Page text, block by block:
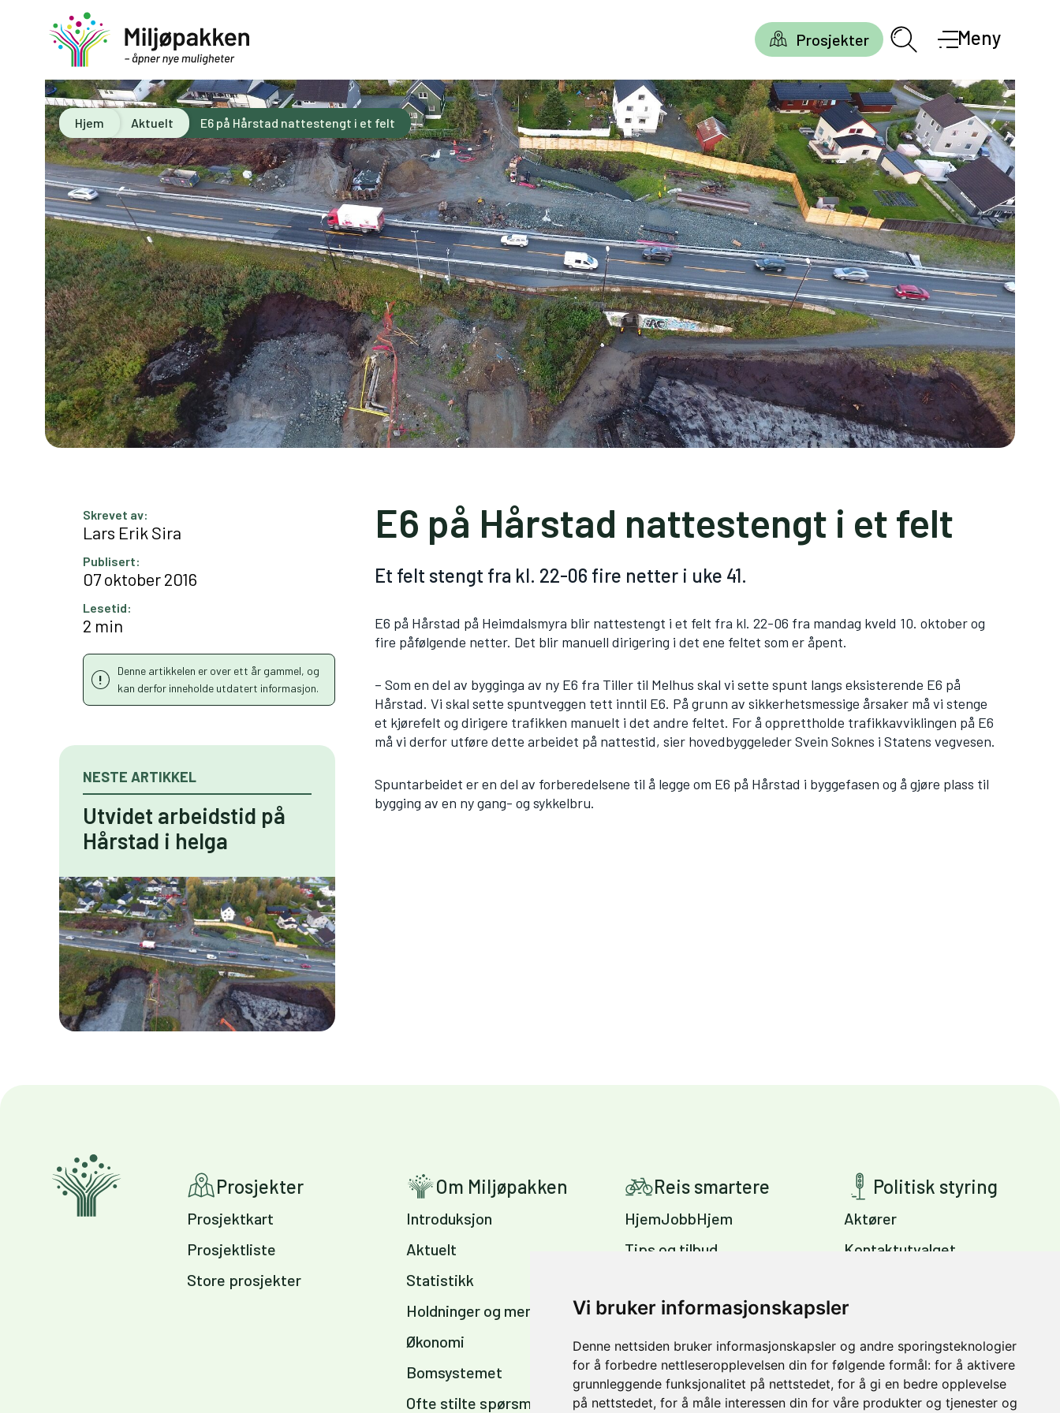
Vi bruker informasjonskapsler
Denne nettsiden bruker informasjonskapsler og andre sporingsteknologier
for å forbedre nettleseropplevelsen din for følgende formål: for å aktivere
grunnleggende funksjonalitet på nettstedet, for å gi en bedre opplevelse
på nettstedet, for å måle interessen din for våre produkter og tjenester og
Prosjekter Meny
Hjem Aktuelt E6 på Hårstad nattestengt i et felt
Skrevet av:
Lars Erik Sira
Publisert:
07 oktober 2016
Lesetid:
2 min
Denne artikkelen er over ett år gammel, og
kan derfor inneholde utdatert informasjon.
E6 på Hårstad nattestengt i et felt
Et felt stengt fra kl. 22-06 fire netter i uke 41.
E6 på Hårstad på Heimdalsmyra blir nattestengt i et felt fra kl. 22-06 fra mandag kveld 10. oktober og
fire påfølgende netter. Det blir manuell dirigering i det ene feltet som er åpent.
– Som en del av bygginga av ny E6 fra Tiller til Melhus skal vi sette spunt langs eksisterende E6 på
Hårstad. Vi skal sette spuntveggen tett inntil E6. På grunn av sikkerhetsmessige årsaker må vi stenge
et kjørefelt og dirigere trafikken manuelt i det andre feltet. For å opprettholde trafikkavviklingen på E6
må vi derfor utføre dette arbeidet på nattestid, sier hovedbyggeleder Svein Soknes i Statens vegvesen.
Spuntarbeidet er en del av forberedelsene til å legge om E6 på Hårstad i byggefasen og å gjøre plass til
bygging av en ny gang- og sykkelbru.
NESTE ARTIKKEL
Utvidet arbeidstid på
Hårstad i helga
Prosjekter
Prosjektkart
Prosjektliste
Store prosjekter
Om Miljøpakken
Introduksjon
Aktuelt
Statistikk
Holdninger og meninger
Økonomi
Bomsystemet
Ofte stilte spørsmål
Reis smartere
HjemJobbHjem
Tips og tilbud
arbeidsplass
sommer og vinter
Politisk styring
Aktører
Kontaktutvalget
Miljøpakkens mål